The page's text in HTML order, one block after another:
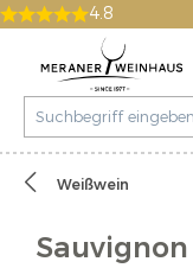
4.8
Weißwein
Sauvignon